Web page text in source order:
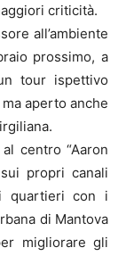
criticità.
all’ambiente
prossimo, a
tour ispettivo
aperto anche
centro “Aaron
propri canali
quartieri con i
di Mantova
migliorare gli